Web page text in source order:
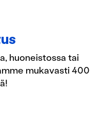
huoneistossa tai
mukavasti 400